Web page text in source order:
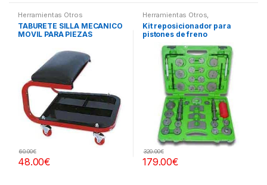
Herramientas Otros
TABURETE SILLA MECANICO
MOVIL PARA PIEZAS
48.00€
60.00€
Herramientas Otros,
Herramientas Frenos y
Refrigeración
Kit reposicionador para
pistones de freno
179.00€
320.00€